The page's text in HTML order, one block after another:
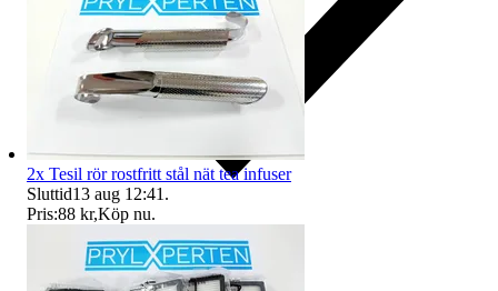
2x Tesil rör rostfritt stål nät tea infuser
Sluttid13 aug 12:41 .
Pris:88 kr,Köp nu.